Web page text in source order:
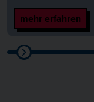
mehr erfahren